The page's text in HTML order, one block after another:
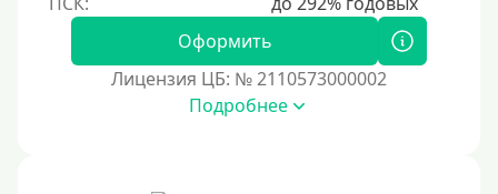
Пенсионерам до 75 лет
Пенсионерам до 80 лет
Пенсионерам до 85 лет
Оформить
Лицензия ЦБ: № 2110573000002
Подробнее